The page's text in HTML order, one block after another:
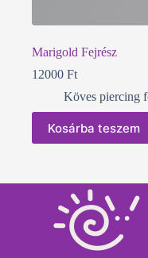
Marigold Fejrész
12000 Ft
Köves piercing
Kosárba teszem